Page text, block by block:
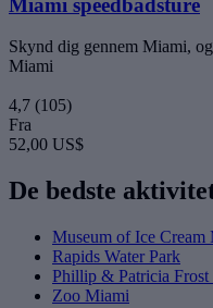
Skynd dig gennem Miami,
Miami
4,7 (105)
Fra
52,00 US$
De bedste
Museum of Ice Cream
Rapids Water Park
Phillip & Patricia Frost
Zoo Miami